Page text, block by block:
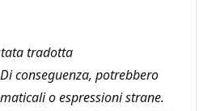
tradotta
conseguenza, potrebbero
o espressioni strane.